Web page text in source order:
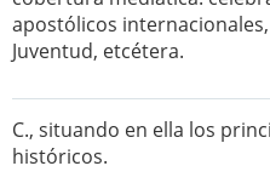
apostólicos
Juventud, etcétera.
C., situando en ella los
históricos.